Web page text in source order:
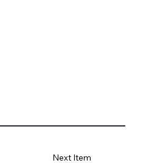
Next Item